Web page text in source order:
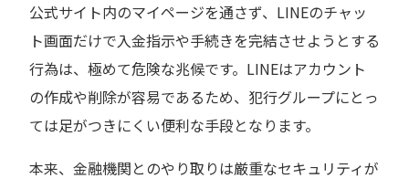
公式サイト内のマイページを通さず、LINEのチャッ
ト画面だけで入金指示や手続きを完結させようとする
行為は、極めて危険な兆候です。LINEはアカウント
の作成や削除が容易であるため、犯行グループにとっ
ては足がつきにくい便利な手段となります。
本来、金融機関とのやり取りは厳重なセキュリティが